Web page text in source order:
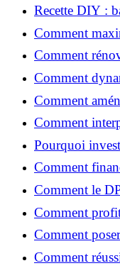
la rénovation
Recette DIY :
SPF
Comment
votre rénovation
Comment
une maison
Comment
avec Action
Comment
âgées et
Comment
en retenir
Pourquoi
un choix sûr ?
Comment
aides, prêts et
Comment le
valoriser votre
Comment
investir dans
Comment
rénovation :
Comment